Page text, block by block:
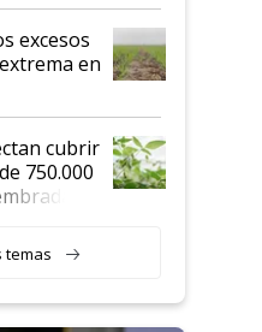
excesos
en
cubrir
750.000
un
y
temas